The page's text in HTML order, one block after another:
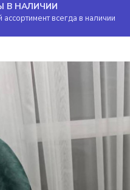
В НАЛИЧИИ
ассортимент всегда в наличии